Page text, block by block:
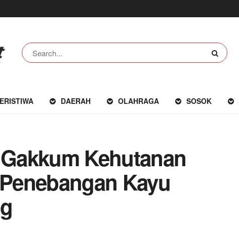
DAERAH OLAHRAGA SOSOK
Kehutanan
Kayu